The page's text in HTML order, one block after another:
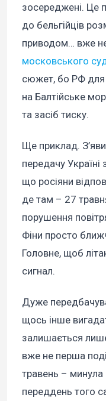
зосереджені. Це
до бельгійців
приводом… вже
московського
сюжет, бо РФ для
на Балтійське
та засіб тиску.
Ще приклад.
передачу Україні
що росіяни
де там – 27
порушення
Фіни просто
Головне, щоб
сигнал.
Дуже
щось інше
залишається
вже не перша
травень – минула
переддень того